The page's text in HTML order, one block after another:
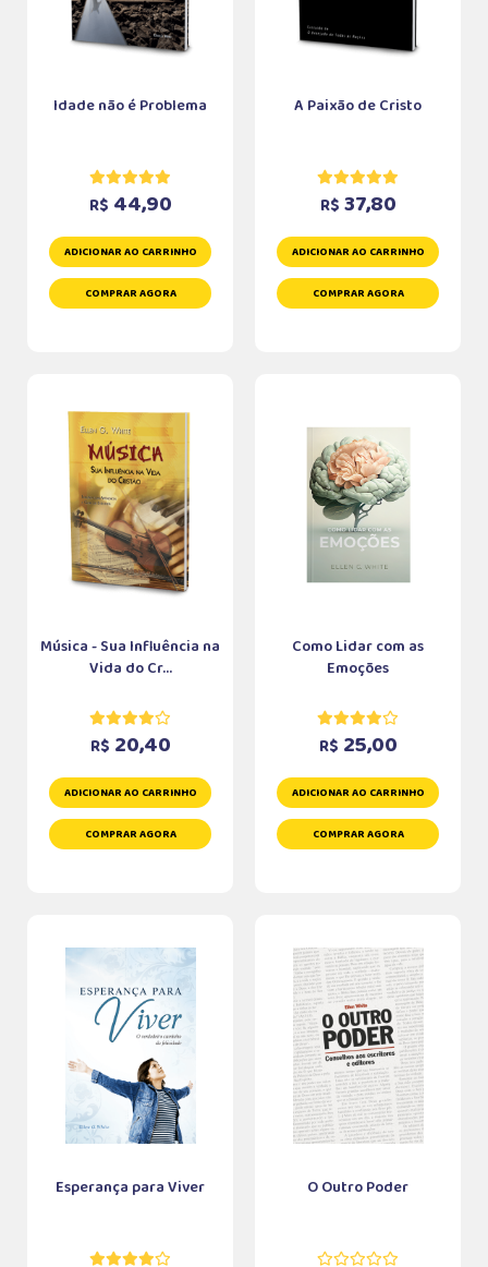
Idade não é Problema
R$ 44,90
ADICIONAR AO CARRINHO
COMPRAR AGORA
A Paixão de Cristo
R$ 37,80
ADICIONAR AO CARRINHO
COMPRAR AGORA
Música - Sua Influência na
Vida do Cr...
R$ 20,40
ADICIONAR AO CARRINHO
COMPRAR AGORA
Como Lidar com as
Emoções
R$ 25,00
ADICIONAR AO CARRINHO
COMPRAR AGORA
Esperança para Viver O Outro Poder